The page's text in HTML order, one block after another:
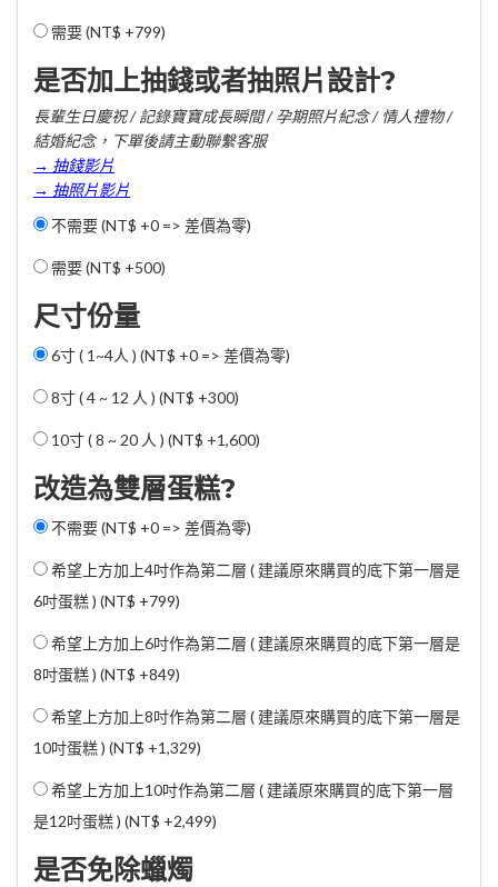
需要 (NT$ +799)
是否加上抽錢或者抽照片設計?
長輩生日慶祝 / 記錄寶寶成長瞬間 / 孕期照片紀念 / 情人禮物 /
結婚紀念，下單後請主動聯繫客服
→ 抽錢影片
→ 抽照片影片
不需要 (NT$ +0 => 差價為零)
需要 (NT$ +500)
尺寸份量
6寸 ( 1~4人 ) (NT$ +0 => 差價為零)
8寸 ( 4 ~ 12 人 ) (NT$ +300)
10寸 ( 8 ~ 20 人 ) (NT$ +1,600)
改造為雙層蛋糕?
不需要 (NT$ +0 => 差價為零)
希望上方加上4吋作為第二層 ( 建議原來購買的底下第一層是
6吋蛋糕 ) (NT$ +799)
希望上方加上6吋作為第二層 ( 建議原來購買的底下第一層是
8吋蛋糕 ) (NT$ +849)
希望上方加上8吋作為第二層 ( 建議原來購買的底下第一層是
10吋蛋糕 ) (NT$ +1,329)
希望上方加上10吋作為第二層 ( 建議原來購買的底下第一層
是12吋蛋糕 ) (NT$ +2,499)
是否免除蠟燭